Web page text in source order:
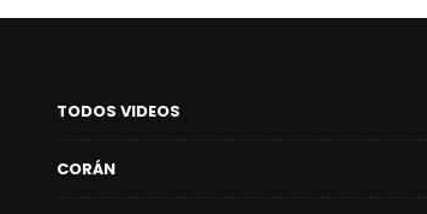
TODOS VIDEOS
CORÁN